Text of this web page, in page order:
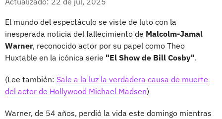
El mundo del espectáculo se viste de luto con la
inesperada noticia del fallecimiento de Malcolm-Jamal
Warner, reconocido actor por su papel como Theo
Huxtable en la icónica serie "El Show de Bill Cosby".
(Lee también: Sale a la luz la verdadera causa de muerte
del actor de Hollywood Michael Madsen)
Warner, de 54 años, perdió la vida este domingo mientras